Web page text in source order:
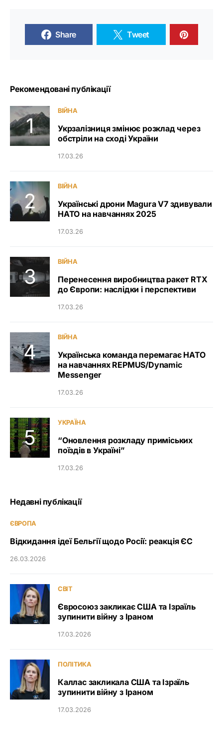
Share Tweet
Рекомендовані публікації
ВІЙНА
Укрзалізниця змінює розклад через
обстріли на сході України
17.03.26
ВІЙНА
Українські дрони Magura V7 здивували
НАТО на навчаннях 2025
17.03.26
ВІЙНА
Перенесення виробництва ракет RTX
до Європи: наслідки і перспективи
17.03.26
ВІЙНА
Українська команда перемагає НАТО
на навчаннях REPMUS/Dynamic
Messenger
17.03.26
УКРАЇНА
“Оновлення розкладу приміських
поїздів в Україні”
17.03.26
Недавні публікації
ЄВРОПА
Відкидання ідеї Бельгії щодо Росії: реакція ЄС
26.03.2026
СВІТ
Євросоюз закликає США та Ізраїль
зупинити війну з Іраном
17.03.2026
ПОЛІТИКА
Каллас закликала США та Ізраїль
зупинити війну з Іраном
17.03.2026